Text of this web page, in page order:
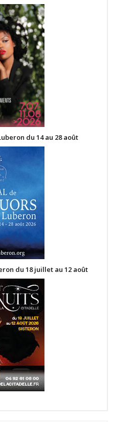
du 14 au 28 août
du 18 juillet au 12 août